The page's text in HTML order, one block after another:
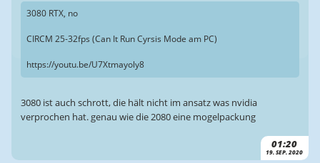
01:20
19. SEP. 2020
3080 RTX, no
CIRCM 25-32fps (Can It Run Cyrsis Mode am PC)
https://youtu.be/U7Xtmayoly8
3080 ist auch schrott, die hält nicht im ansatz was nvidia
verprochen hat. genau wie die 2080 eine mogelpackung